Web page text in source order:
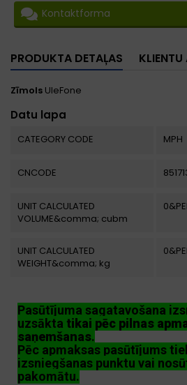
Kontaktforma
PRODUKTA DETAĻAS
Zīmols UleFone
Datu lapa
CATEGORY CODE MPH
CNCODE
UNIT CALCULATED
VOLUME&comma; cubm
UNIT CALCULATED
WEIGHT&comma; kg
Pasūtījuma sagatavošana
uzsākta tikai pēc pilnas
saņemšanas.
Pēc apmaksas pasūtījums
izsniegšanas punktu vai
pakomātu.